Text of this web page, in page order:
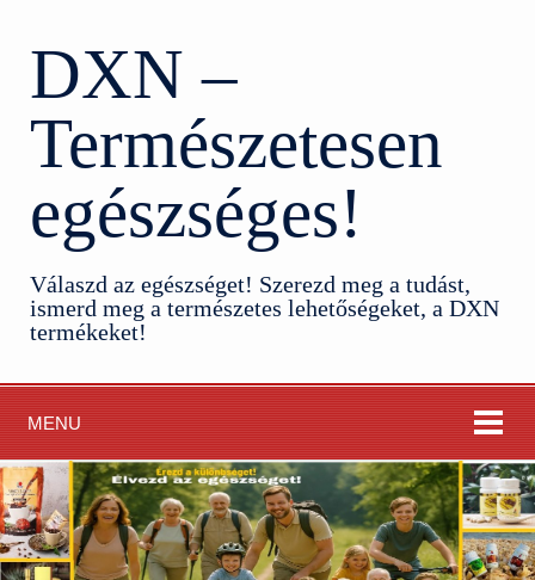
DXN –
Természetesen
egészséges!
Válaszd az egészséget! Szerezd meg a tudást,
ismerd meg a természetes lehetőségeket, a DXN
termékeket!
MENU